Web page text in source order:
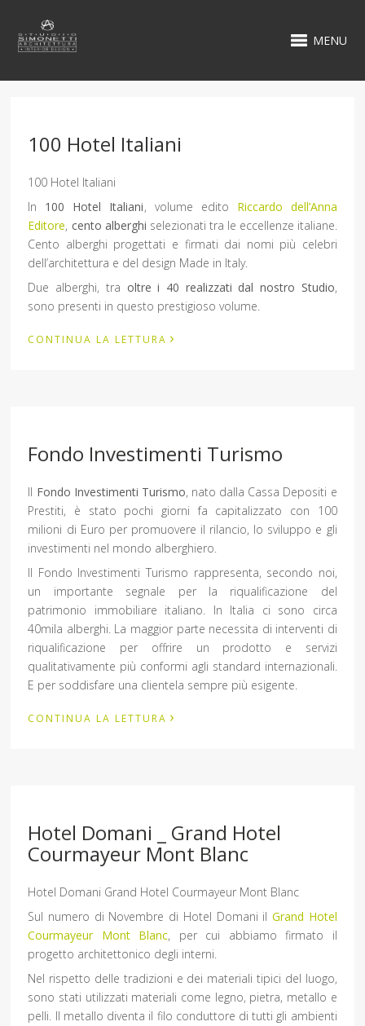
MENU
100 Hotel Italiani
100 Hotel Italiani
In 100 Hotel Italiani, volume edito Riccardo dell’Anna
Editore, cento alberghi selezionati tra le eccellenze italiane.
Cento alberghi progettati e firmati dai nomi più celebri
dell’architettura e del design Made in Italy.
Due alberghi, tra oltre i 40 realizzati dal nostro Studio,
sono presenti in questo prestigioso volume.
CONTINUA LA LETTURA ›
Fondo Investimenti Turismo
Il Fondo Investimenti Turismo, nato dalla Cassa Depositi e
Prestiti, è stato pochi giorni fa capitalizzato con 100
milioni di Euro per promuovere il rilancio, lo sviluppo e gli
investimenti nel mondo alberghiero.
Il Fondo Investimenti Turismo rappresenta, secondo noi,
un importante segnale per la riqualificazione del
patrimonio immobiliare italiano. In Italia ci sono circa
40mila alberghi. La maggior parte necessita di interventi di
riqualificazione per offrire un prodotto e servizi
qualitativamente più conformi agli standard internazionali.
E per soddisfare una clientela sempre più esigente.
CONTINUA LA LETTURA ›
Hotel Domani _ Grand Hotel
Courmayeur Mont Blanc
Hotel Domani Grand Hotel Courmayeur Mont Blanc
Sul numero di Novembre di Hotel Domani il Grand Hotel
Courmayeur Mont Blanc, per cui abbiamo firmato il
progetto architettonico degli interni.
Nel rispetto delle tradizioni e dei materiali tipici del luogo,
sono stati utilizzati materiali come legno, pietra, metallo e
pelli. Il metallo diventa il filo conduttore di tutti gli ambienti